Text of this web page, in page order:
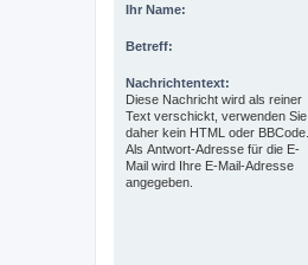
Ihr Name:
Betreff:
Nachrichtentext:
Diese Nachricht wird als reiner
Text verschickt, verwenden Sie
daher kein HTML oder BBCode.
Als Antwort-Adresse für die E-
Mail wird Ihre E-Mail-Adresse
angegeben.